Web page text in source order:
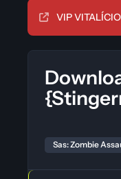
VIP
Sas: Zombie